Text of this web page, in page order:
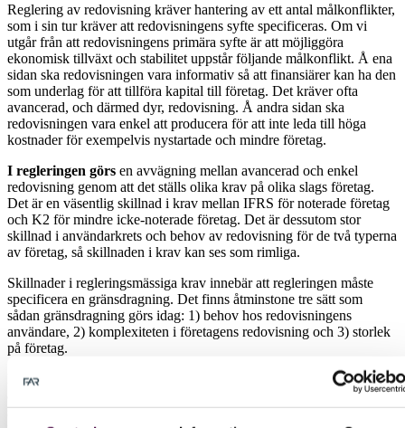
Reglering av redovisning kräver hantering av ett antal målkonflikter,
som i sin tur kräver att redovisningens syfte specificeras. Om vi
utgår från att redovisningens ­primära syfte är att möjliggöra
ekonomisk tillväxt och ­stabilitet uppstår följande målkonflikt. Å ena
sidan ska ­redovisningen vara informativ så att finansiärer kan ha den
som underlag för att tillföra kapital till företag. Det kräver ofta
avancerad, och därmed dyr, redovisning. Å andra sidan ska
redovisningen vara enkel att producera för att inte leda till höga
kostnader för exempelvis ny­startade och mindre företag.
I regleringen görs en avvägning mellan ­avancerad och enkel
redovisning genom att det ställs olika krav på olika slags företag.
Det är en väsentlig skillnad i krav mellan IFRS för noterade företag
och K2 för mindre icke-noterade företag. Det är dessutom stor
skillnad i användarkrets och behov av redovisning för de två typerna
av företag, så skillnaden i krav kan ses som rimliga.
Skillnader i regleringsmässiga krav innebär att regleringen måste
specificera en gränsdragning. Det finns åtminstone tre sätt som
sådan gränsdragning görs idag: 1) behov hos redovisningens
användare, 2) komplexiteten i företagens redovisning och 3) storlek
på företag.
EU:s redovisningsdirektiv (som ligger till grund för
årsredovisningslagen (ÅRL)) definierar företag av allmänt intresse
som företag med en bredare grupp av ekonomiska intressenter, dvs